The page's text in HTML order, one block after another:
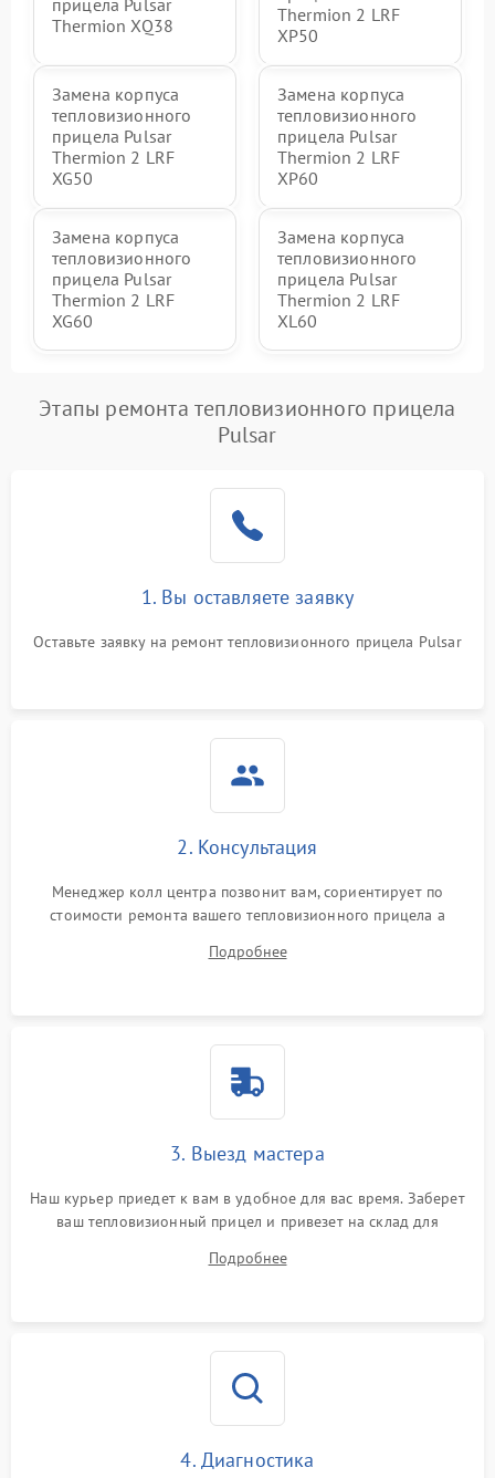
Thermion XQ38
Thermion 2 LRF
XP50
Замена корпуса
тепловизионного
прицела Pulsar
Thermion 2 LRF
XG50
Замена корпуса
тепловизионного
прицела Pulsar
Thermion 2 LRF
XP60
Замена корпуса
тепловизионного
прицела Pulsar
Thermion 2 LRF
XG60
Замена корпуса
тепловизионного
прицела Pulsar
Thermion 2 LRF
XL60
Этапы ремонта тепловизионного прицела
Pulsar
1. Вы оставляете заявку
Оставьте заявку на ремонт тепловизионного прицела Pulsar
2. Консультация
Менеджер колл центра позвонит вам, сориентирует по
стоимости ремонта вашего тепловизионного прицела а
Подробнее
3. Выезд мастера
Наш курьер приедет к вам в удобное для вас время. Заберет
ваш тепловизионный прицел и привезет на склад для
Подробнее
4. Диагностика